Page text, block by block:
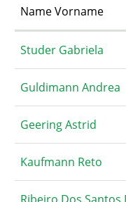
Name Vorname
Studer Gabriela
Guldimann Andrea
Geering Astrid
Kaufmann Reto